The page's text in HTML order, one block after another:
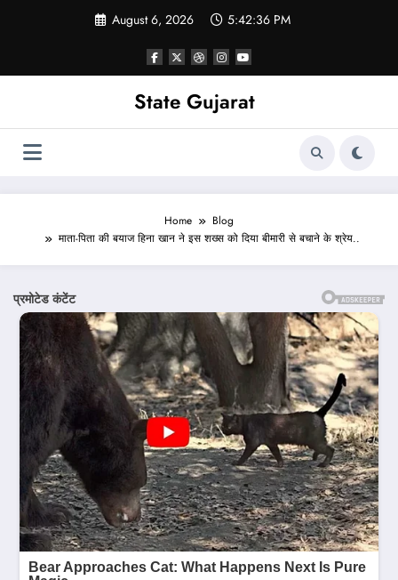
August 6, 2026 5:42:38 PM
State Gujarat
Home
Blog
माता-पिता की बयाज हिना खान ने इस शख्स को दिया बीमारी से बचाने के श्रेय..